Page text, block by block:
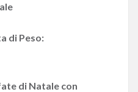
di Peso:
di Natale con